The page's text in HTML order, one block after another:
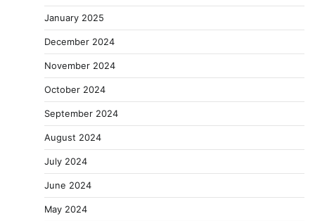
January 2025
December 2024
November 2024
October 2024
September 2024
August 2024
July 2024
June 2024
May 2024